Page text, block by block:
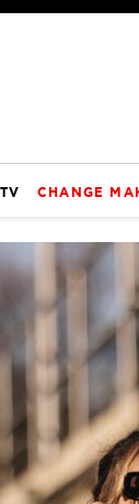
CHANGE